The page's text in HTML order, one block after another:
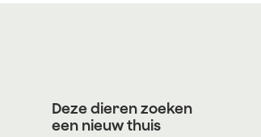
Deze dieren zoeken
een nieuw thuis